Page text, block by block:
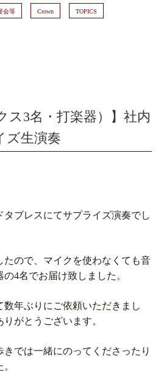
会等 Crown TOPICS
ス3名・打楽器）】社内
生演奏
ブレスにてサプライズ演奏でし
たので、マイクを使わなくても音
4名でお届け致しました。
数年ぶりにご依頼いただきまし
がとうございます。
では一緒にのってくださったり